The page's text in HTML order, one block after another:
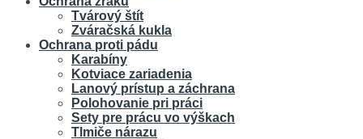
Tvárový štít
Zváračská kukla
Ochrana proti pádu
Karabíny
Kotviace zariadenia
Lanový prístup a záchrana
Polohovanie pri práci
Sety pre prácu vo výškach
Tlmiče nárazu